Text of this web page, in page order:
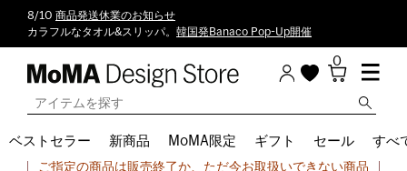
8/10 商品発送休業のお知らせ
カラフルなタオル&スリッパ。 韓国発Banaco Pop-Up開催
0
ベストセラー 新商品 MoMA限定 ギフト セール すべ
申し訳ございません。
ご指定の商品は販売終了か、ただ今お取扱いできない商品